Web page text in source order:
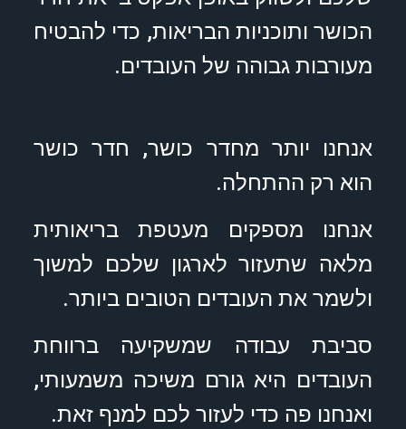
הכושר ותוכניות הבריאות, כדי להבטיח
מעורבות גבוהה של העובדים.
אנחנו יותר מחדר כושר, חדר כושר
הוא רק ההתחלה.
אנחנו מספקים מעטפת בריאותית
מלאה שתעזור לארגון שלכם למשוך
ולשמר את העובדים הטובים ביותר.
סביבת עבודה שמשקיעה ברווחת
העובדים היא גורם משיכה משמעותי,
ואנחנו פה כדי לעזור לכם למנף זאת.